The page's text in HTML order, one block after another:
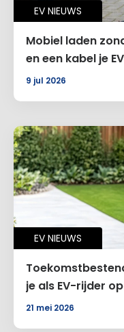
E-mail*
Site
Voeg
Alternative:
EV NIEUWS
Mobiel laden
en een kabel je
9 jul 2026
EV NIEUWS
je als EV-rijder
21 mei 2026